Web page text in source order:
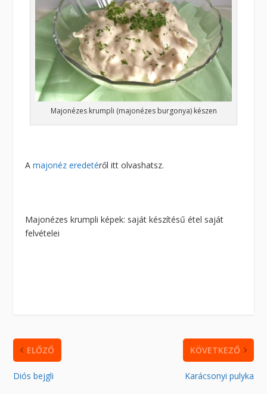
Majonézes krumpli (majonézes burgonya) készen
Amajonéz eredetéről itt olvashatsz.
Majonézes krumpli képek: saját készítésű étel saját
felvételei
ELŐZŐ
Diós bejgli
KÖVETKEZŐ
Karácsonyi pulyka